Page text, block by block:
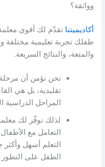
وواثقة؟
أكاديميتنا تقدّم لك أقوى
طفلك تجربة تعليمية مختلفة
والمتعة، والنتائج السريعة.
نحن نؤمن أن
تقليدية، بل هي
المراحل الدراسية
لذلك نوفّر لك
التعامل مع
التعلم أسهل
الطفل على